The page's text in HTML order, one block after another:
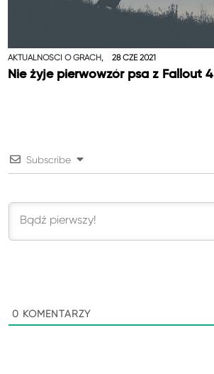
AKTUALNOŚCI O GRACH, 28 CZE 2021
Nie żyje pierwowzór psa z Fallout 4
Subscribe
0 KOMENTARZY